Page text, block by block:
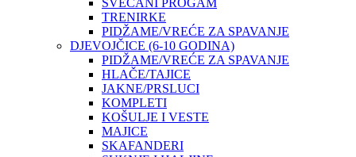
SVEČANI PROGAM
TRENIRKE
PIDŽAME/VREĆE ZA SPAVANJE
DJEVOJČICE (6-10 GODINA)
PIDŽAME/VREĆE ZA SPAVANJE
HLAČE/TAJICE
JAKNE/PRSLUCI
KOMPLETI
KOŠULJE I VESTE
MAJICE
SKAFANDERI